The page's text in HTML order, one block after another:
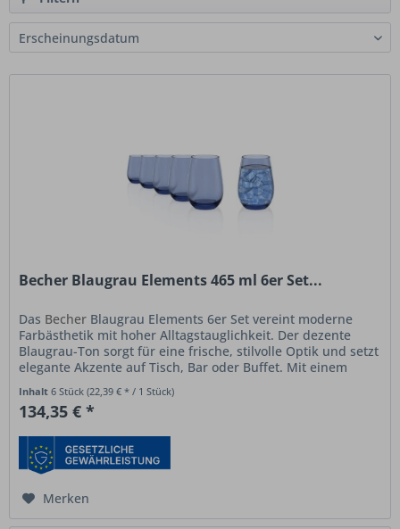
Becher Blaugrau Elements 465 ml 6er Set...
Das Becher Blaugrau Elements 6er Set vereint moderne
Farbästhetik mit hoher Alltagstauglichkeit. Der dezente
Blaugrau-Ton sorgt für eine frische, stilvolle Optik und setzt
elegante Akzente auf Tisch, Bar oder Buffet. Mit einem
Inhalt6 Stück(22,39 € * / 1 Stück)
134,35 € *
Merken